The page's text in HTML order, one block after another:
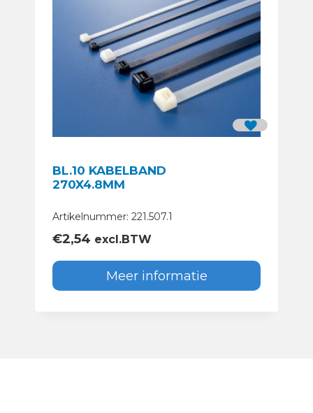
BL.10 KABELBAND
270X4.8MM
Artikelnummer: 221.507.1
€2,54 excl.BTW
Meer informatie